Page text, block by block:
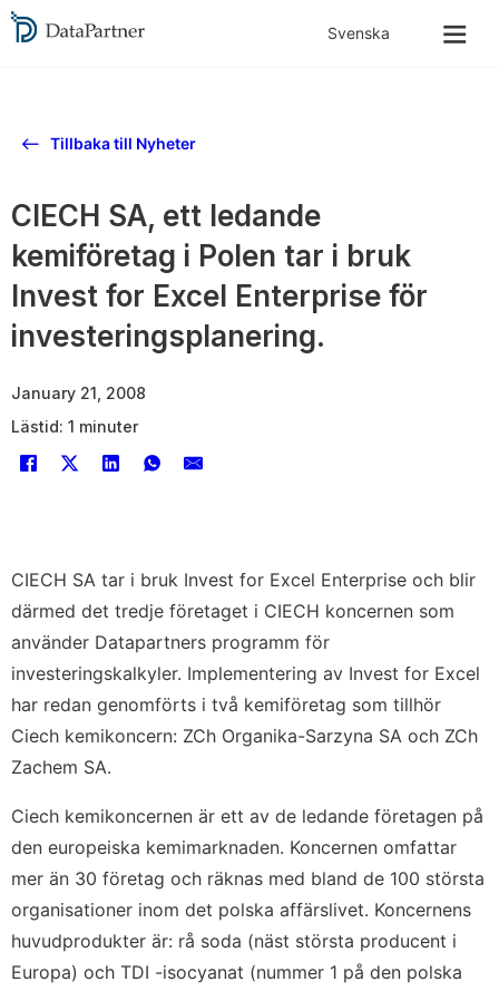
Tillbaka till Nyheter
CIECH SA, ett ledande
kemiföretag i Polen tar i bruk
Invest for Excel Enterprise för
investeringsplanering.
January 21, 2008
Lästid: 1 minuter
CIECH SA tar i bruk Invest for Excel Enterprise och blir
därmed det tredje företaget i CIECH koncernen som
använder Datapartners programm för
investeringskalkyler. Implementering av Invest for Excel
har redan genomförts i två kemiföretag som tillhör
Ciech kemikoncern: ZCh Organika-Sarzyna SA och ZCh
Zachem SA.
Ciech kemikoncernen är ett av de ledande företagen på
den europeiska kemimarknaden. Koncernen omfattar
mer än 30 företag och räknas med bland de 100 största
organisationer inom det polska affärslivet. Koncernens
huvudprodukter är: rå soda (näst största producent i
Europa) och TDI -isocyanat (nummer 1 på den polska